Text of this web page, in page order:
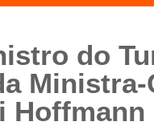
do
Ministra-
Hoffmann